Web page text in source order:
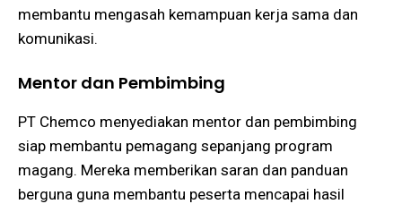
membantu mengasah kemampuan kerja sama dan
komunikasi​​.
Mentor dan Pembimbing
PT Chemco menyediakan mentor dan pembimbing
siap membantu pemagang sepanjang program
magang. Mereka memberikan saran dan panduan
berguna guna membantu peserta mencapai hasil